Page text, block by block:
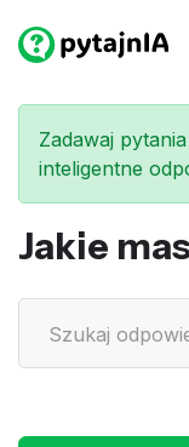
Zadawaj
inteligentne
Jakie